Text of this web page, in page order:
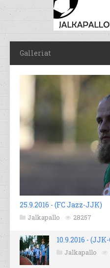
Galleriat
25.9.2016 - (FC Jazz-JJK)
Jalkapallo 28257
10.9.2016 -
Jalkapallo